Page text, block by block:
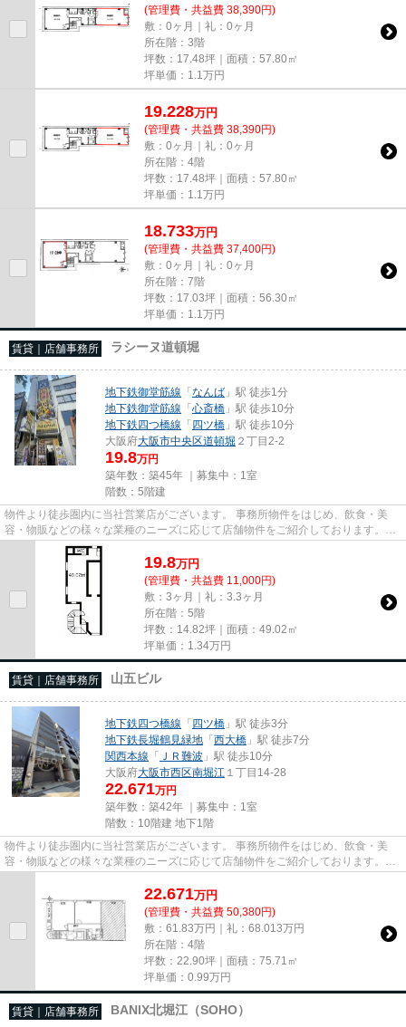
(管理費・共益費 38,390円)
敷：0ヶ月｜礼：0ヶ月
所在階：3階
坪数：17.48坪｜面積：57.80㎡
坪単価： 1.1 万円
19.228万円
(管理費・共益費 38,390円)
敷：0ヶ月｜礼：0ヶ月
所在階：4階
坪数：17.48坪｜面積：57.80㎡
坪単価： 1.1 万円
18.733万円
(管理費・共益費 37,400円)
敷：0ヶ月｜礼：0ヶ月
所在階：7階
坪数：17.03坪｜面積：56.30㎡
坪単価： 1.1 万円
賃貸｜店舗事務所 ラシーヌ道頓堀
地下鉄御堂筋線 「なんば 」駅 徒歩1分
地下鉄御堂筋線 「心斎橋 」駅 徒歩10分
地下鉄四つ橋線 「四ツ橋 」駅 徒歩10分
大阪府大阪市中央区道頓堀 ２丁目2-2
19.8万円
築年数：築45年 ｜募集中： 1室
階数：5階建
物件より徒歩圏内に当社営業店がございます。 事務所物件をはじめ、飲食・美
容・物販などの様々な業種のニーズに応じて店舗物件をご紹介しております。
尚、弊社ではおとり広告は一切...
19.8万円
(管理費・共益費 11,000円)
敷：3ヶ月｜礼：3.3ヶ月
所在階：5階
坪数：14.82坪｜面積：49.02㎡
坪単価： 1.34万円
賃貸｜店舗事務所 山五ビル
地下鉄四つ橋線 「四ツ橋 」駅 徒歩3分
地下鉄長堀鶴見緑地 「西大橋 」駅 徒歩7分
関西本線 「 ＪＲ難波 」駅 徒歩10分
大阪府大阪市西区南堀江 １丁目14-28
22.671万円
築年数：築42年 ｜募集中： 1室
階数：10階建 地下1階
物件より徒歩圏内に当社営業店がございます。 事務所物件をはじめ、飲食・美
容・物販などの様々な業種のニーズに応じて店舗物件をご紹介しております。
尚、弊社ではおとり広告は一切...
22.671万円
(管理費・共益費 50,380円)
敷：61.83万円｜礼：68.013万円
所在階：4階
坪数：22.90坪｜面積：75.71㎡
坪単価： 0.99万円
賃貸｜店舗事務所 BANIX北堀江（SOHO）